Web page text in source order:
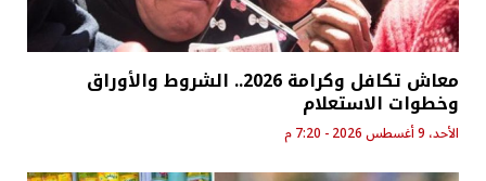
معاش تكافل وكرامة 2026.. الشروط والأوراق
وخطوات الاستعلام
الأحد، 9 أغسطس 2026 - 7:20 م